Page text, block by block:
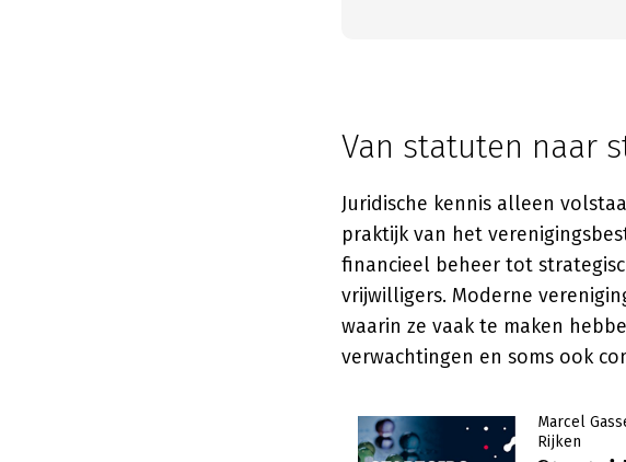
Van statuten naar
Juridische kennis alleen
praktijk van het
financieel beheer tot
vrijwilligers. Moderne
waarin ze vaak te maken
verwachtingen en soms ook
Marcel
Rijken